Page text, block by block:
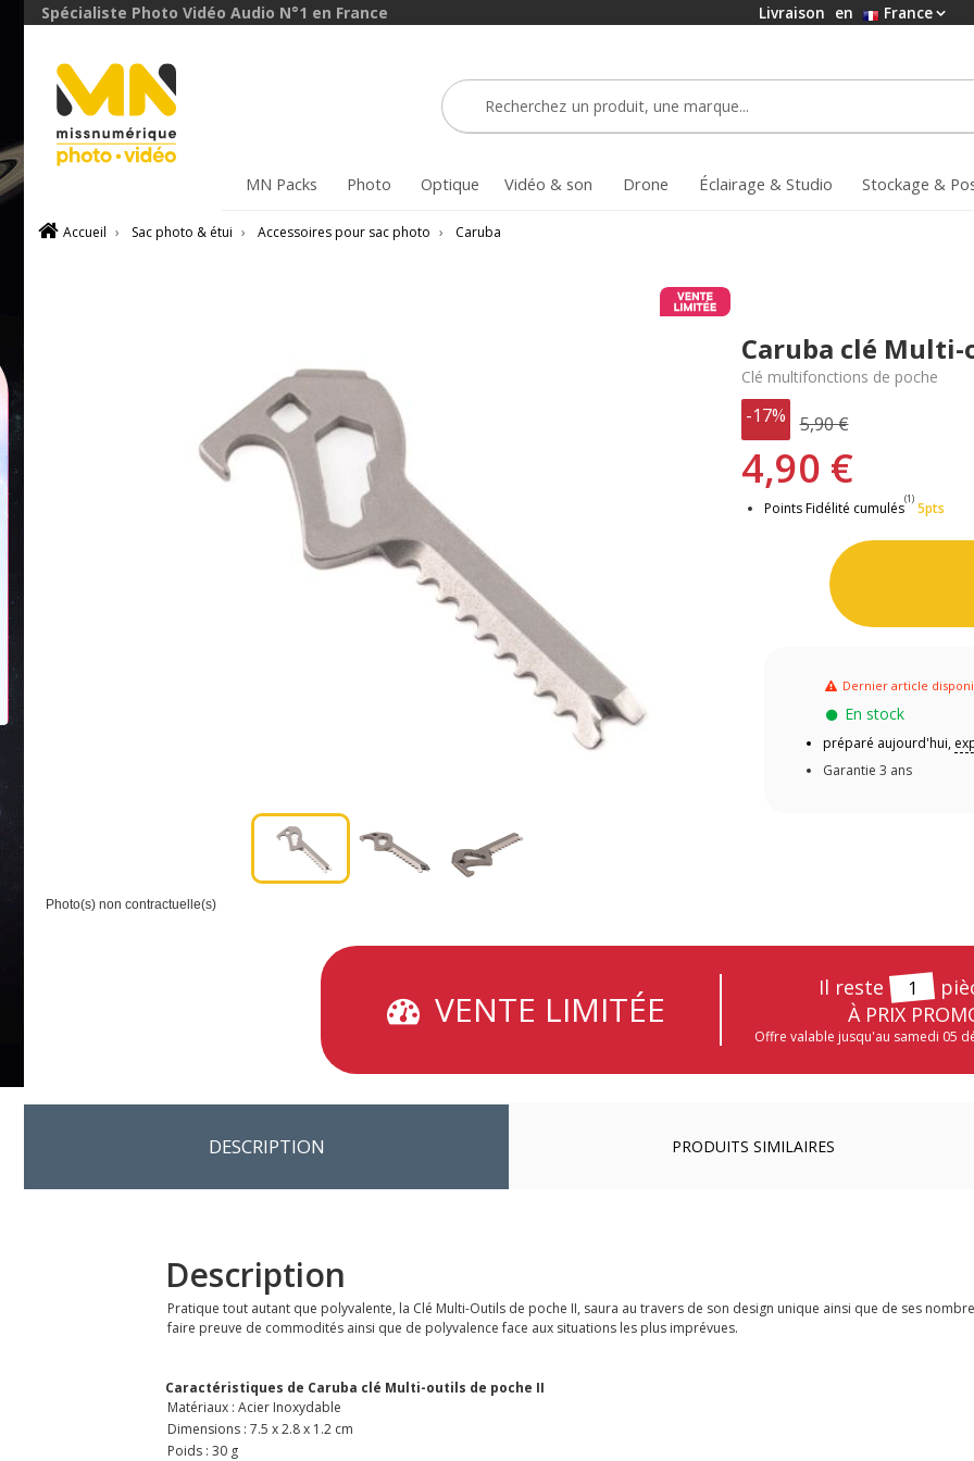
Spécialiste Photo Vidéo Audio N°1 en France Livraison en France
MN Packs Photo Optique Vidéo & son Drone Éclairage & Studio Stockage &
Accueil › Sac photo & étui › Accessoires pour sac photo › Caruba
Photo(s) non contractuelle(s)
Caruba clé
Clé multifonctions de poche
-17% 5,90 €
4,90 €
Points Fidélité cumulés
(1)
5pts
Dernier article
En stock
préparé aujourd'hui,
Garantie 3 ans
VENTE LIMITÉE
Il reste 1
À PRIX
Offre valable jusqu'au samedi 05
DESCRIPTION PRODUITS SIMILAIRES
Description
Pratique tout autant que polyvalente, la Clé Multi-Outils de poche II, saura au travers de son design unique ainsi que de ses
faire preuve de commodités ainsi que de polyvalence face aux situations les plus imprévues.
Caractéristiques de Caruba clé Multi-outils de poche II
Matériaux : Acier Inoxydable
Dimensions : 7.5 x 2.8 x 1.2 cm
Poids : 30 g